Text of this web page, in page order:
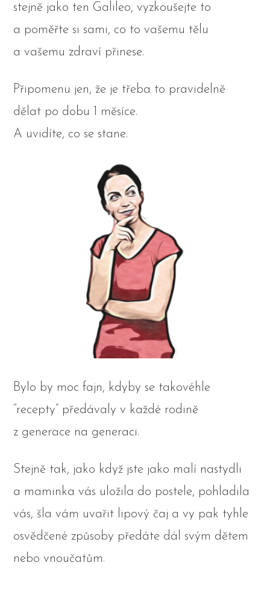
stejně jako ten Galileo, vyzkoušejte to
a poměřte si sami, co to vašemu tělu
a vašemu zdraví přinese.
Připomenu jen, že je třeba to pravidelně
dělat po dobu 1 měsíce.
A uvidíte, co se stane.
Bylo by moc fajn, kdyby se takovéhle
“recepty” předávaly v každé rodině
z generace na generaci.
Stejně tak, jako když jste jako malí nastydli
a maminka vás uložila do postele, pohladila
vás, šla vám uvařit lipový čaj a vy pak tyhle
osvědčené způsoby předáte dál svým dětem
nebo vnoučatům.